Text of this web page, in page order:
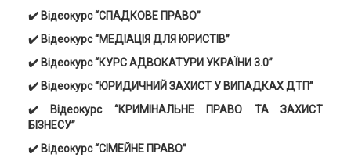
✔️ Відеокурс “СПАДКОВЕ ПРАВО”
✔️ Відеокурс “МЕДІАЦІЯ ДЛЯ ЮРИСТІВ”
✔️ Відеокурс “КУРС АДВОКАТУРИ УКРАЇНИ 3.0”
✔️ Відеокурс “ЮРИДИЧНИЙ ЗАХИСТ У ВИПАДКАХ ДТП”
✔️ Відеокурс “КРИМІНАЛЬНЕ ПРАВО ТА ЗАХИСТ
БІЗНЕСУ”
✔️ Відеокурс “СІМЕЙНЕ ПРАВО”